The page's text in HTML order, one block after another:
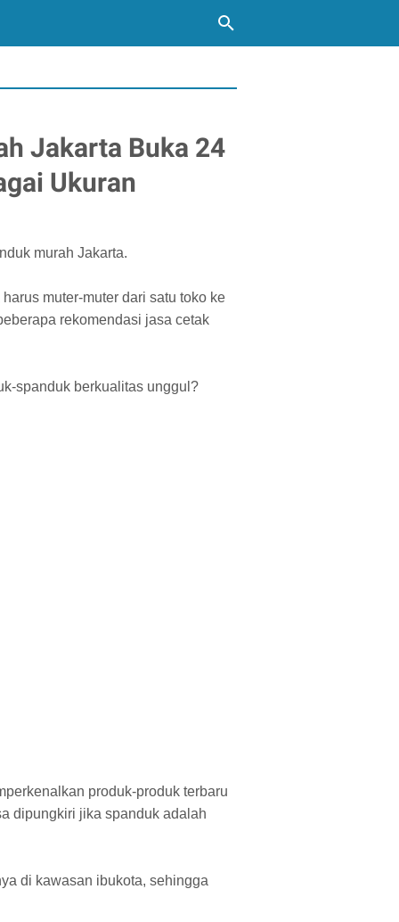
Jakarta Buka 24
Ukuran
murah Jakarta.
muter-muter dari satu toko ke
rekomendasi jasa cetak
spanduk berkualitas unggul?
produk-produk terbaru
dipungkiri jika spanduk adalah
di kawasan ibukota, sehingga